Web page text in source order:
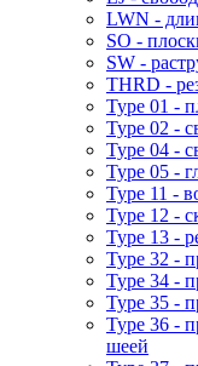
LWN -
SO -
SW -
THRD -
Type 01 -
Type 02 -
Type 04 -
Type 05 -
Type 11 -
Type 12 -
Type 13 -
Type 32 -
Type 34 -
Type 35 -
Type 36 -
шеей